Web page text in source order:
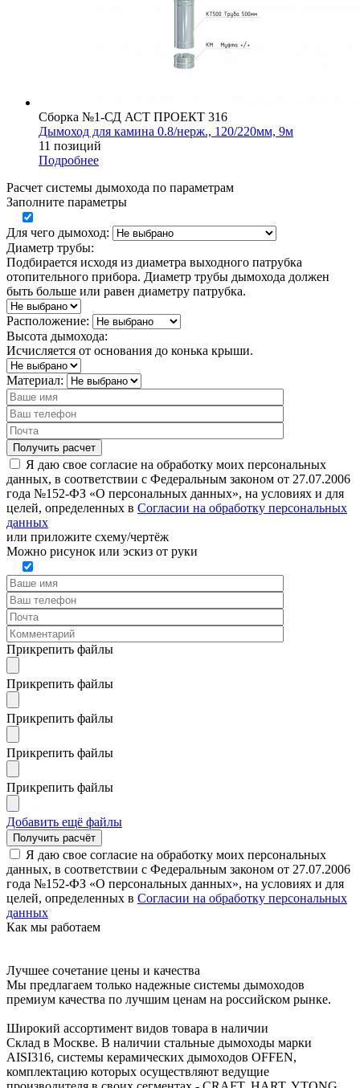
Сборка №1-СД АСТ ПРОЕКТ 316
Дымоход для камина 0.8/нерж., 120/220мм, 9м
11 позиций
Подробнее
Расчет системы дымохода по параметрам
Заполните параметры
Для чего дымоход:
Диаметр трубы:
Подбирается исходя из диаметра выходного патрубка
отопительного прибора. Диаметр трубы дымохода должен
быть больше или равен диаметру патрубка.
Расположение:
Высота дымохода:
Исчисляется от основания до конька крыши.
Материал:
Я даю свое согласие на обработку моих персональных
данных, в соответствии с Федеральным законом от 27.07.2006
года №152-ФЗ «О персональных данных», на условиях и для
целей, определенных в Согласии на обработку персональных
данных
или приложите схему/чертёж
Можно рисунок или эскиз от руки
Прикрепить файлы
Прикрепить файлы
Прикрепить файлы
Прикрепить файлы
Прикрепить файлы
Добавить ещё файлы
Я даю свое согласие на обработку моих персональных
данных, в соответствии с Федеральным законом от 27.07.2006
года №152-ФЗ «О персональных данных», на условиях и для
целей, определенных в Согласии на обработку персональных
данных
Как мы работаем
Лучшее сочетание цены и качества
Мы предлагаем только надежные системы дымоходов
премиум качества по лучшим ценам на российском рынке.
Широкий ассортимент видов товара в наличии
Склад в Москве. В наличии стальные дымоходы марки
AISI316, системы керамических дымоходов OFFEN,
комплектацию которых осуществляют ведущие